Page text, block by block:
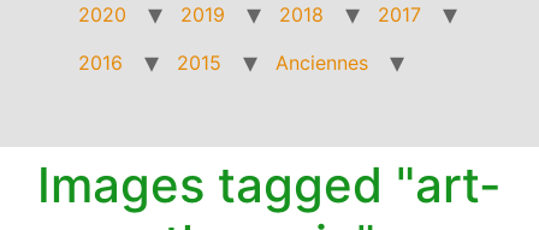
2020
2019 2018
2017
2016
2015 Anciennes
Images tagged "art-